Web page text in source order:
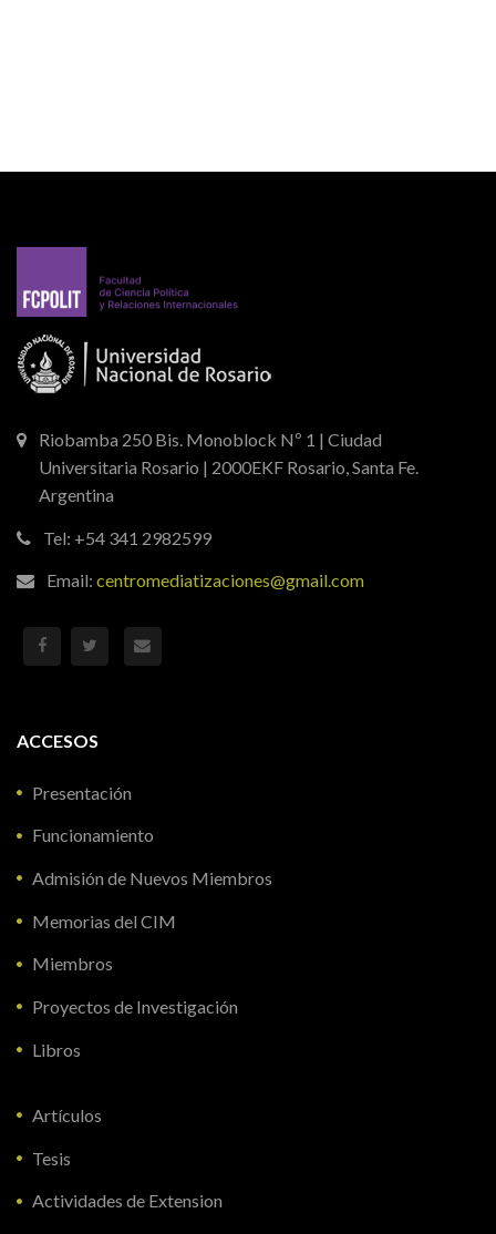
Riobamba 250 Bis. Monoblock Nº 1 | Ciudad
Universitaria Rosario | 2000EKF Rosario, Santa Fe.
Argentina
Tel: +54 341 2982599
Email:centromediatizaciones@gmail.com
ACCESOS
Presentación
Funcionamiento
Admisión de Nuevos Miembros
Memorias del CIM
Miembros
Proyectos de Investigación
Libros
Artículos
Tesis
Actividades de Extension